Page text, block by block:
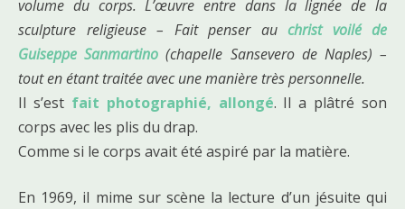
volume du corps. L’œuvre entre dans la lignée de la
sculpture religieuse – Fait penser au christ voilé de
Guiseppe Sanmartino (chapelle Sansevero de Naples) –
tout en étant traitée avec une manière très personnelle.
Il s’est fait photographié, allongé. Il a plâtré son
corps avec les plis du drap.
Comme si le corps avait été aspiré par la matière.
En 1969, il mime sur scène la lecture d’un jésuite qui